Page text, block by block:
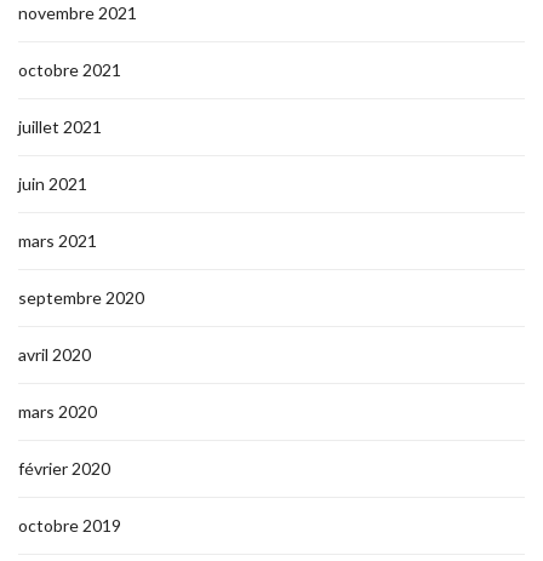
novembre 2021
octobre 2021
juillet 2021
juin 2021
mars 2021
septembre 2020
avril 2020
mars 2020
février 2020
octobre 2019